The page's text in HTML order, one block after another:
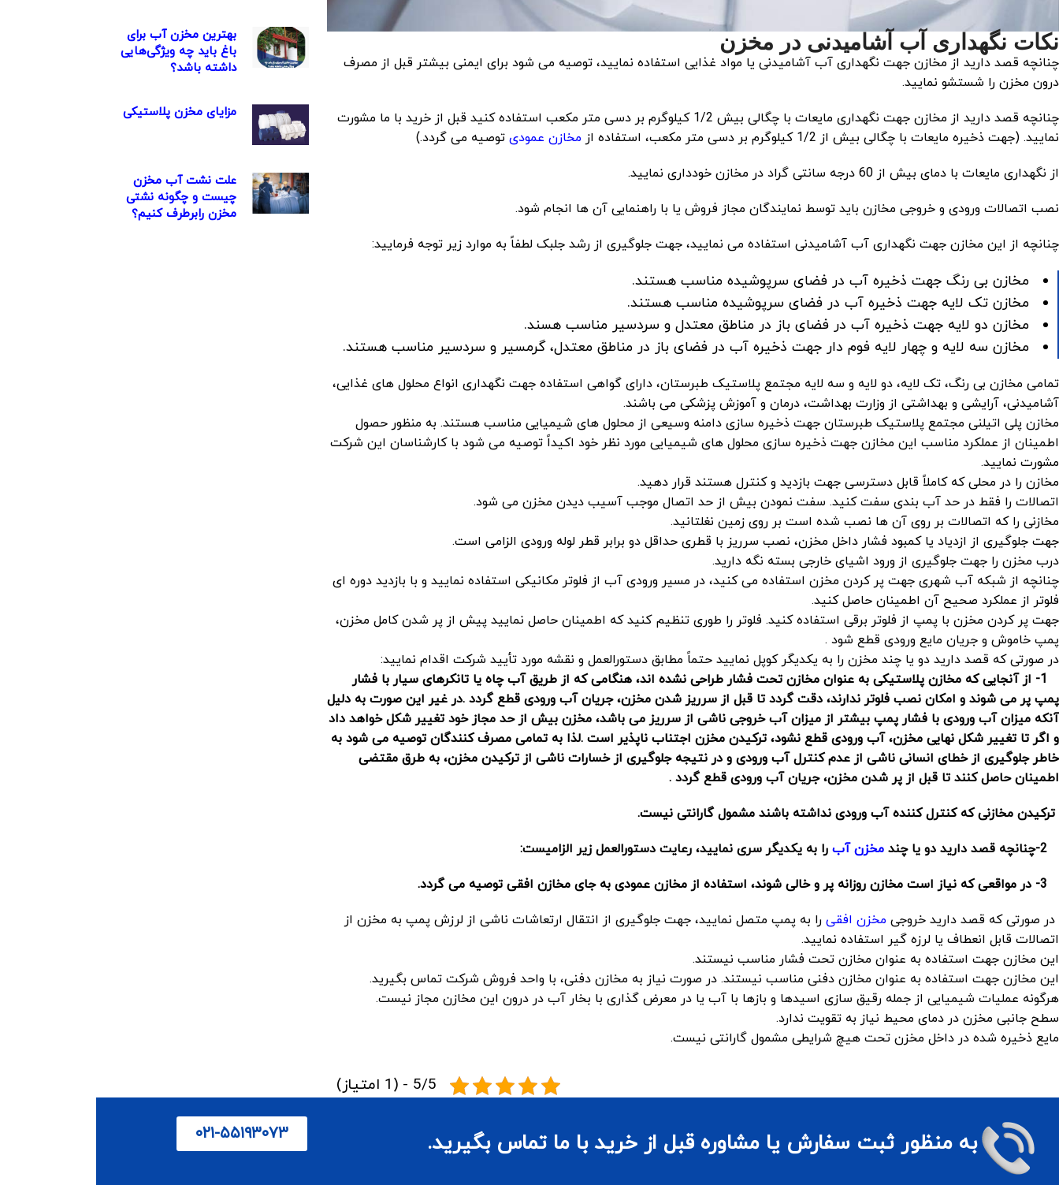
نکات نگهداری آب آشامیدنی در مخزن
چنانچه قصد دارید از مخازن جهت نگهداری آب آشامیدنی یا مواد غذایی استفاده نمایید، توصیه می شود برای ایمنی بیشتر قبل از مصرف
درون مخزن را شستشو نمایید.
چنانچه قصد دارید از مخازن جهت نگهداری مایعات با چگالی بیش 1/2 کیلوگرم بر دسی متر مکعب استفاده کنید قبل از خرید با ما مشورت
نمایید. (جهت ذخیره مایعات با چگالی بیش از 1/2 کیلوگرم بر دسی متر مکعب، استفاده از
مخازن عمودی توصیه می گردد.)
از نگهداری مایعات با دمای بیش از 60 درجه سانتی گراد در مخازن خودداری نمایید.
نصب اتصالات ورودی و خروجی مخازن باید توسط نمایندگان مجاز فروش یا با راهنمایی آن ها انجام شود.
چنانچه از این مخازن جهت نگهداری آب آشامیدنی استفاده می نمایید، جهت جلوگیری از رشد جلبک لطفاً به موارد زیر توجه فرمایید:
مخازن بی رنگ جهت ذخیره آب در فضای سرپوشیده مناسب هستند.
مخازن تک لایه جهت ذخیره آب در فضای سرپوشیده مناسب هستند.
مخازن دو لایه جهت ذخیره آب در فضای باز در مناطق معتدل و سردسیر مناسب هسند.
مخازن سه لایه و چهار لایه فوم دار جهت ذخیره آب در فضای باز در مناطق معتدل، گرمسیر و سردسیر مناسب هستند.
تمامی مخازن بی رنگ، تک لایه، دو لایه و سه لایه مجتمع پلاستیک طبرستان، دارای گواهی استفاده جهت نگهداری انواع محلول های غذایی،
آشامیدنی، آرایشی و بهداشتی از وزارت بهداشت، درمان و آموزش پزشکی می باشند.
مخازن پلی اتیلنی مجتمع پلاستیک طبرستان جهت ذخیره سازی دامنه وسیعی از محلول های شیمیایی مناسب هستند. به منظور حصول
اطمینان از عملکرد مناسب این مخازن جهت ذخیره سازی محلول های شیمیایی مورد نظر خود اکیداً توصیه می شود با کارشناسان این شرکت
مشورت نمایید.
مخازن را در محلی که کاملاً قابل دسترسی جهت بازدید و کنترل هستند قرار دهید.
اتصالات را فقط در حد آب بندی سفت کنید. سفت نمودن بیش از حد اتصال موجب آسیب دیدن مخزن می شود.
مخازنی را که اتصالات بر روی آن ها نصب شده است بر روی زمین نغلتانید.
جهت جلوگیری از ازدیاد یا کمبود فشار داخل مخزن، نصب سرریز با قطری حداقل دو برابر قطر لوله ورودی الزامی است.
درب مخزن را جهت جلوگیری از ورود اشیای خارجی بسته نگه دارید.
چنانچه از شبکه آب شهری جهت پر کردن مخزن استفاده می کنید، در مسیر ورودی آب از فلوتر مکانیکی استفاده نمایید و با بازدید دوره ای
فلوتر از عملکرد صحیح آن اطمینان حاصل کنید.
جهت پر کردن مخزن با پمپ از فلوتر برقی استفاده کنید. فلوتر را طوری تنظیم کنید که اطمینان حاصل نمایید پیش از پر شدن کامل مخزن،
پمپ خاموش و جریان مایع ورودی قطع شود .
در صورتی که قصد دارید دو یا چند مخزن را به یکدیگر کوپل نمایید حتماً مطابق دستورالعمل و نقشه مورد تأیید شرکت اقدام نمایید:
-1 از آنجایی که مخازن پلاستیکی به عنوان مخازن تحت فشار طراحی نشده اند، هنگامی که از طریق آب چاه یا تانکرهای سیار با فشار
پمپ پر می شوند و امکان نصب فلوتر ندارند، دقت گردد تا قبل از سرریز شدن مخزن، جریان آب ورودی قطع گردد .در غیر این صورت به دلیل
آنکه میزان آب ورودی با فشار پمپ بیشتر از میزان آب خروجی ناشی از سرریز می باشد، مخزن بیش از حد مجاز خود تغییر شکل خواهد داد
و اگر تا تغییر شکل نهایی مخزن، آب ورودی قطع نشود، ترکیدن مخزن اجتناب ناپذیر است .لذا به تمامی مصرف کنندگان توصیه می شود به
خاطر جلوگیری از خطای انسانی ناشی از عدم کنترل آب ورودی و در نتیجه جلوگیری از خسارات ناشی از ترکیدن مخزن، به طرق مقتضی
اطمینان حاصل کنند تا قبل از پر شدن مخزن، جریان آب ورودی قطع گردد .
ترکیدن مخازنی که کنترل کننده آب ورودی نداشته باشند مشمول گارانتی نیست.
-2چنانچه قصد دارید دو یا چند مخزن آب را به یکدیگر سری نمایید، رعایت دستورالعمل زیر الزامیست:
-3 در مواقعی که نیاز است مخازن روزانه پر و خالی شوند، استفاده از مخازن عمودی به جای مخازن افقی توصیه می گردد.
در صورتی که قصد دارید خروجی مخزن افقی را به پمپ متصل نمایید، جهت جلوگیری از انتقال ارتعاشات ناشی از لرزش پمپ به مخزن از
اتصالات قابل انعطاف یا لرزه گیر استفاده نمایید.
این مخازن جهت استفاده به عنوان مخازن تحت فشار مناسب نیستند.
این مخازن جهت استفاده به عنوان مخازن دفنی مناسب نیستند. در صورت نیاز به مخازن دفنی، با واحد فروش شرکت تماس بگیرید.
هرگونه عملیات شیمیایی از جمله رقیق سازی اسیدها و بازها با آب یا در معرض گذاری با بخار آب در درون این مخازن مجاز نیست.
سطح جانبی مخزن در دمای محیط نیاز به تقویت ندارد.
مایع ذخیره شده در داخل مخزن تحت هیچ شرایطی مشمول گارانتی نیست.
5/5 - (1 امتیاز)
بهترین مخزن آب برای
باغ باید چه ویژگی‌هایی
داشته باشد؟
مزایای مخزن پلاستیکی
علت نشت آب مخزن
چیست و چگونه نشتی
مخزن رابرطرف کنیم؟
به منظور ثبت سفارش یا مشاوره قبل از خرید با ما تماس بگیرید. ۰۲۱-۵۵۱۹۳۰۷۳